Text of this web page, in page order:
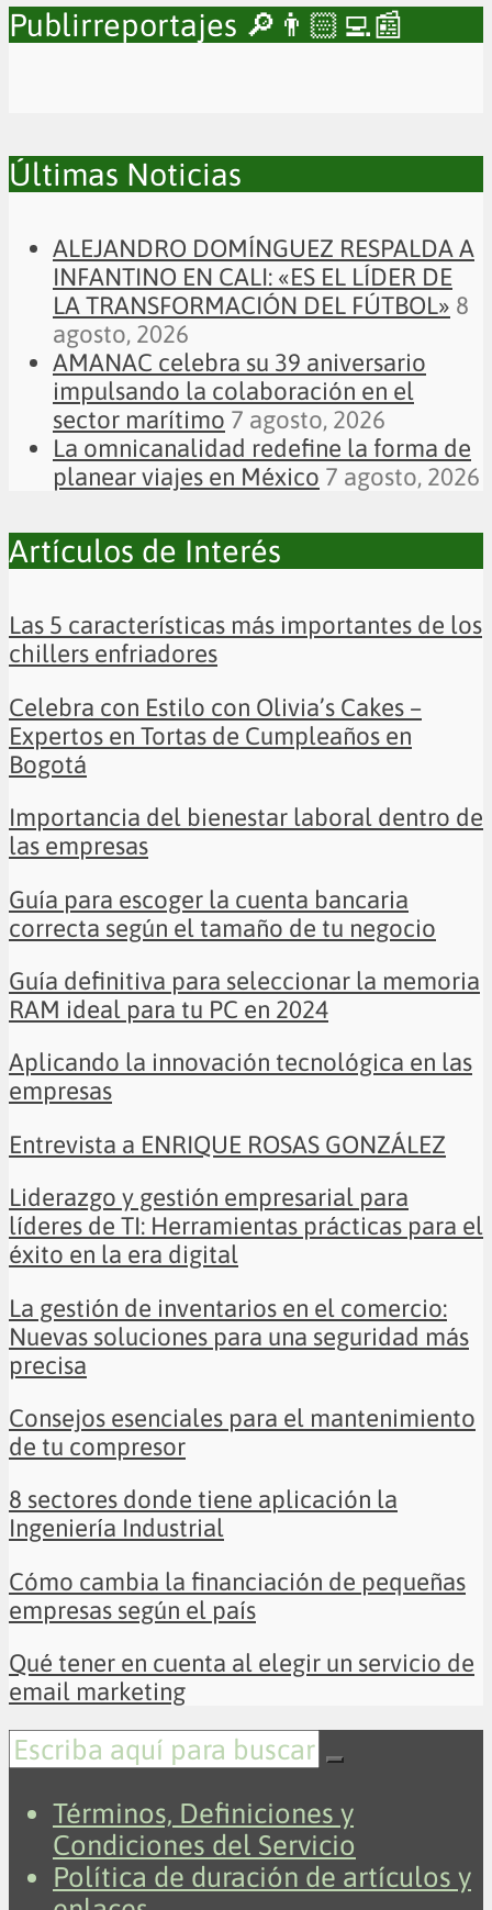
Publirreportajes 🔎👨🏻‍💻📰
Últimas Noticias
ALEJANDRO DOMÍNGUEZ RESPALDA A
INFANTINO EN CALI: «ES EL LÍDER DE
LA TRANSFORMACIÓN DEL FÚTBOL» 8
agosto, 2026
AMANAC celebra su 39 aniversario
impulsando la colaboración en el
sector marítimo 7 agosto, 2026
La omnicanalidad redefine la forma de
planear viajes en México 7 agosto, 2026
Artículos de Interés
Las 5 características más importantes de los
chillers enfriadores
Celebra con Estilo con Olivia’s Cakes –
Expertos en Tortas de Cumpleaños en
Bogotá
Importancia del bienestar laboral dentro de
las empresas
Guía para escoger la cuenta bancaria
correcta según el tamaño de tu negocio
Guía definitiva para seleccionar la memoria
RAM ideal para tu PC en 2024
Aplicando la innovación tecnológica en las
empresas
Entrevista a ENRIQUE ROSAS GONZÁLEZ
Liderazgo y gestión empresarial para
líderes de TI: Herramientas prácticas para el
éxito en la era digital
La gestión de inventarios en el comercio:
Nuevas soluciones para una seguridad más
precisa
Consejos esenciales para el mantenimiento
de tu compresor
8 sectores donde tiene aplicación la
Ingeniería Industrial
Cómo cambia la financiación de pequeñas
empresas según el país
Qué tener en cuenta al elegir un servicio de
email marketing
Términos, Definiciones y
Condiciones del Servicio
Política de duración de artículos y